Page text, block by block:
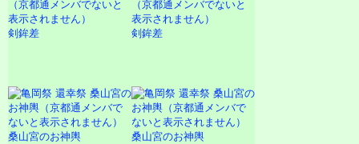
剣鉾差 剣鉾差
桑山宮のお神輿 桑山宮のお神輿